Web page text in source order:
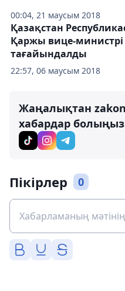
00:04, 21 маусым 2018
22:57, 06 маусым 2018
Қазақстан
Қаржы вице-министрі
тағайындалды
Жаңалықтан
хабардар
Пікірлер 0